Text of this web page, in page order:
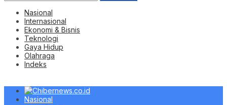
Nasional
Internasional
Ekonomi & Bisnis
Teknologi
Gaya Hidup
Olahraga
Indeks
Nasional